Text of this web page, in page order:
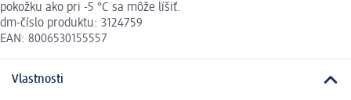
pokožku ako pri -5 °C sa môže líšiť.
dm-číslo produktu: 3124759
EAN: 8006530155557
Vlastnosti